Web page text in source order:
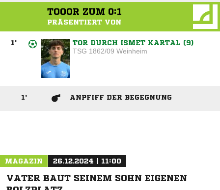
TOOOR ZUM 0:1
PRÄSENTIERT VON
1' TOR DURCH ISMET KARTAL (9)
TSG 1862/09 Weinheim
1' ANPFIFF DER BEGEGNUNG
MAGAZIN 26.12.2024 | 11:00
VATER BAUT SEINEM SOHN EIGENEN